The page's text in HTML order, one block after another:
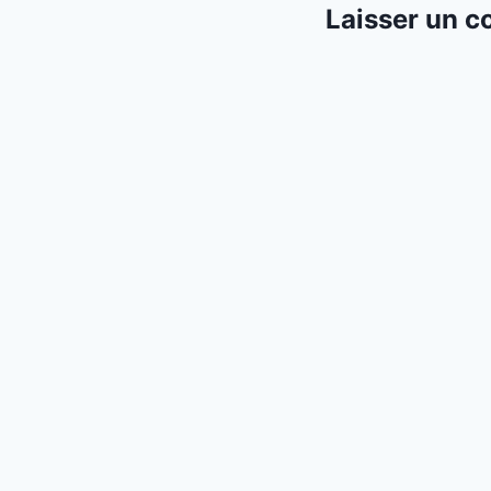
Laisser un